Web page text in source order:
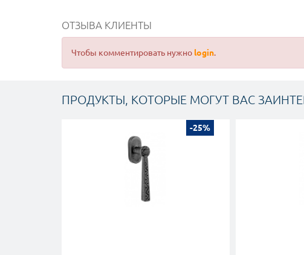
ОТЗЫВА КЛИЕНТЫ
Чтобы комментировать нужно login.
ПРОДУКТЫ, КОТОРЫЕ МОГУТ ВАС
-25%